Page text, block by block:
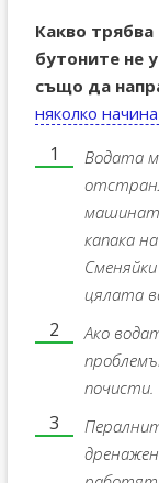
Какво трябва
бутоните не
също да
няколко
Водата
капака
цялата
Ако
почисти.